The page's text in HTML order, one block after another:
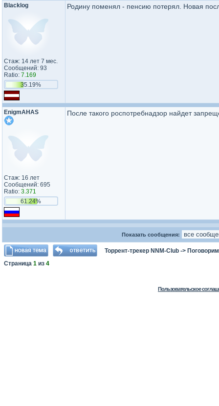
Blacklog
Стаж: 14 лет 7 мес.
Сообщений: 93
Ratio: 7.169
35.19%
Родину поменял - пенсию потерял. Новая
EnigmAHAS
Стаж: 16 лет
Сообщений: 695
Ratio: 3.371
61.24%
После такого роспотребнадзор найдет
Показать сообщения:
Торрент-трекер NNM-Club -> Поговорим
Страница 1 из 4
Пользовательское